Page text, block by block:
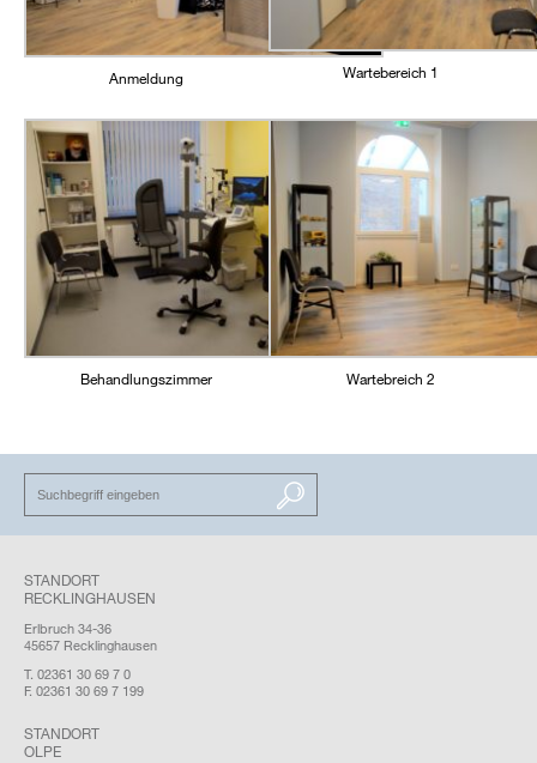
Anmeldung Wartebereich 1
Behandlungszimmer Wartebreich 2
SUCHEN
STANDORT
RECKLINGHAUSEN
Erlbruch 34-36
45657 Recklinghausen
T. 02361 30 69 7 0
F. 02361 30 69 7 199
STANDORT
OLPE